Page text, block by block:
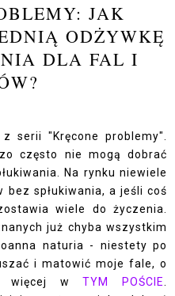
JAK
ODŻYWKĘ
DLA FAL I
serii "Kręcone problemy".
często nie mogą dobrać
Na rynku niewiele
spłukiwania, a jeśli coś
wiele do życzenia.
już chyba wszystkim
naturia - niestety po
i matowić moje fale, o
więcej wTYM POŚCIE